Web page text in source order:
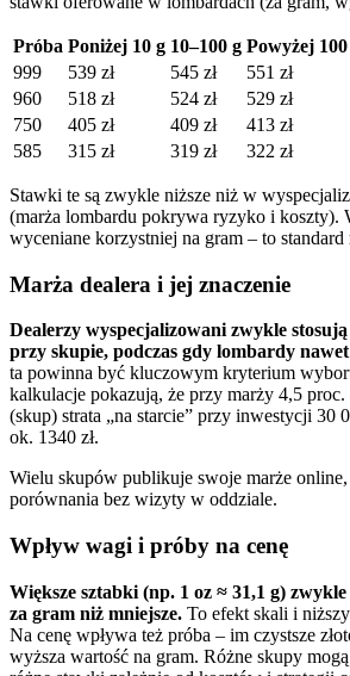
Próba Poniżej 10 g 10–100 g Powyżej
999
539 zł 545 zł
551 zł
960
518 zł 524 zł
529 zł
750
405 zł 409 zł
413 zł
585
315 zł 319 zł 322 zł
Stawki te są zwykle niższe niż w
(marża lombardu pokrywa ryzyko i koszty).
wyceniane korzystniej na gram – to
Marża dealera i jej znaczenie
Dealerzy wyspecjalizowani zwykle
przy skupie, podczas gdy lombardy
ta powinna być kluczowym kryterium
kalkulacje pokazują, że przy marży 4,5 proc.
(skup) strata „na starcie” przy inwestycji 30
ok. 1340 zł.
Wielu skupów publikuje swoje marże
porównania bez wizyty w oddziale.
Wpływ wagi i próby na cenę
Większe sztabki (np. 1 oz ≈ 31,1 g) zwykle
za gram niż mniejsze. To efekt skali i
Na cenę wpływa też próba – im czystsze
wyższa wartość na gram. Różne skupy